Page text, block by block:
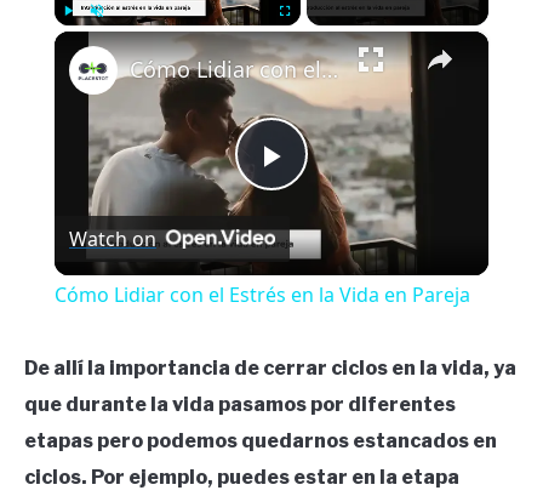
Fullscreen ×
Play
Video
Cómo Lidiar con el Estrés en la Vida en Pareja
Watch on
Cómo Lidiar con el Estrés en la Vida en Pareja
De allí la importancia de cerrar ciclos en la vida, ya
que durante la vida pasamos por diferentes
etapas pero podemos quedarnos estancados en
ciclos. Por ejemplo, puedes estar en la etapa